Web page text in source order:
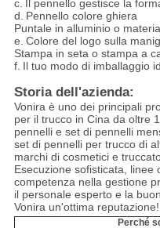
c. Il pennello gestisce la
d. Pennello colore ghiera
Puntale in alluminio o
e. Colore del logo sulla
Stampa in seta o stampa a
f. Il tuo modo di imballaggio
Storia dell'azienda:
Vonira è uno dei principali
per il trucco in Cina da oltre
pennelli e set di pennelli
set di pennelli per trucco di
marchi di cosmetici e
Esecuzione sofisticata, linee
competenza nella gestione
il personale esperto e la
Vonira un'ottima reputazione!
Perché